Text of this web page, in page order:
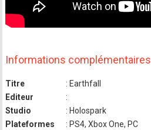
Informations complémentaires
Titre
: Earthfall
Editeur
:
Studio
: Holospark
Plateformes
: PS4, Xbox One, PC